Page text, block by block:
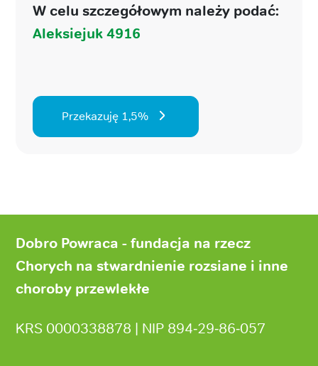
W celu szczegółowym należy podać:
Aleksiejuk 4916
Przekazuję 1,5%
stronyDobro Powraca - fundacja na rzecz
Chorych na stwardnienie rozsiane i inne
choroby przewlekłe
KRS 0000338878 | NIP 894‑29‑86‑057